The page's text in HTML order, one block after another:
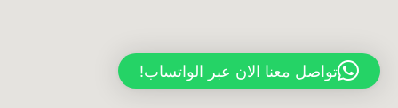
تواصل معنا الان عبر الواتساب!